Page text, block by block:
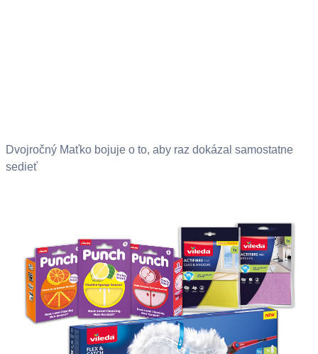
Dvojročný Maťko bojuje o to, aby raz dokázal samostatne
sedieť